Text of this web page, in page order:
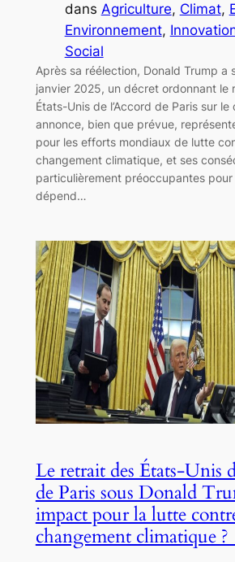
dans Agriculture, Climat,
Environnement,
Social
Après sa réélection, Donald Trump a
janvier 2025, un décret ordonnant le
États-Unis de l’Accord de Paris sur
annonce, bien que prévue,
pour les efforts mondiaux de lutte
changement climatique, et ses
particulièrement préoccupantes pour
dépend…
Le retrait des États-Unis
de Paris sous Donald
impact pour la lutte
changement